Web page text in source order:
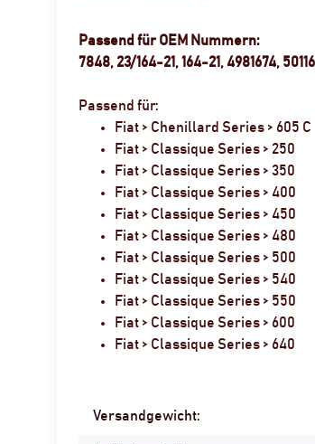
Passend für OEM Nummern:
7848, 23/164-21, 164-21, 4981674,
Passend für:
Fiat > Chenillard Series > 605 C
Fiat > Classique Series > 250
Fiat > Classique Series > 350
Fiat > Classique Series > 400
Fiat > Classique Series > 450
Fiat > Classique Series > 480
Fiat > Classique Series > 500
Fiat > Classique Series > 540
Fiat > Classique Series > 550
Fiat > Classique Series > 600
Fiat > Classique Series > 640
Produkteigenschaft
Wert
Versandgewicht: